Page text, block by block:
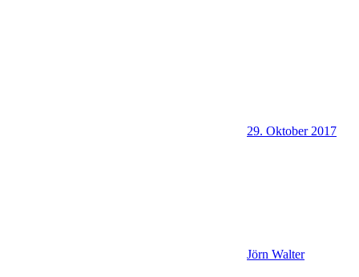
29. Oktober 2017
Jörn Walter